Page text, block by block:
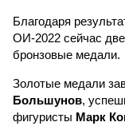
Благодаря
ОИ-2022 сейчас
бронзовые медали.
Золотые медали
Большунов,
фигуристы Марк